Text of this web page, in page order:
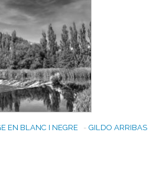
- GILDO ARRIBAS
EN BLANC I NEGRE